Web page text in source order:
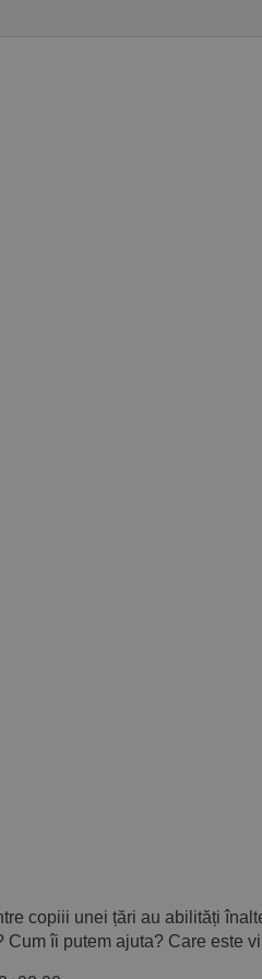
copiii unei țări au abilități
îi putem ajuta? Care este